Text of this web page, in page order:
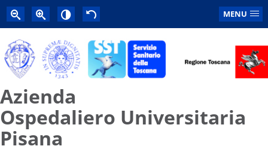
MENU
Azienda
Ospedaliero Universitaria
Pisana